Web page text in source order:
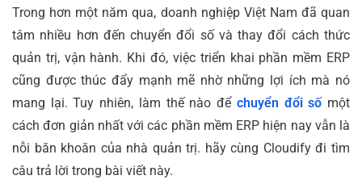
Trong hơn một năm qua, doanh nghiệp Việt Nam đã quan
tâm nhiều hơn đến chuyển đổi số và thay đổi cách thức
quản trị, vận hành. Khi đó, việc triển khai phần mềm ERP
cũng được thúc đẩy mạnh mẽ nhờ những lợi ích mà nó
mang lại. Tuy nhiên, làm thế nào để chuyển đổi số một
cách đơn giản nhất với các phần mềm ERP hiện nay vẫn là
nỗi băn khoăn của nhà quản trị. hãy cùng Cloudify đi tìm
câu trả lời trong bài viết này.